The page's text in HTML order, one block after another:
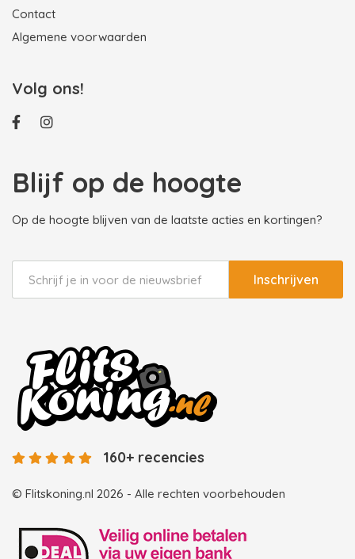
Contact
Algemene voorwaarden
Volg ons!
Blijf op de hoogte
Op de hoogte blijven van de laatste acties en kortingen?
Inschrijven
© Flitskoning.nl 2026 - Alle rechten voorbehouden
160+ recencies